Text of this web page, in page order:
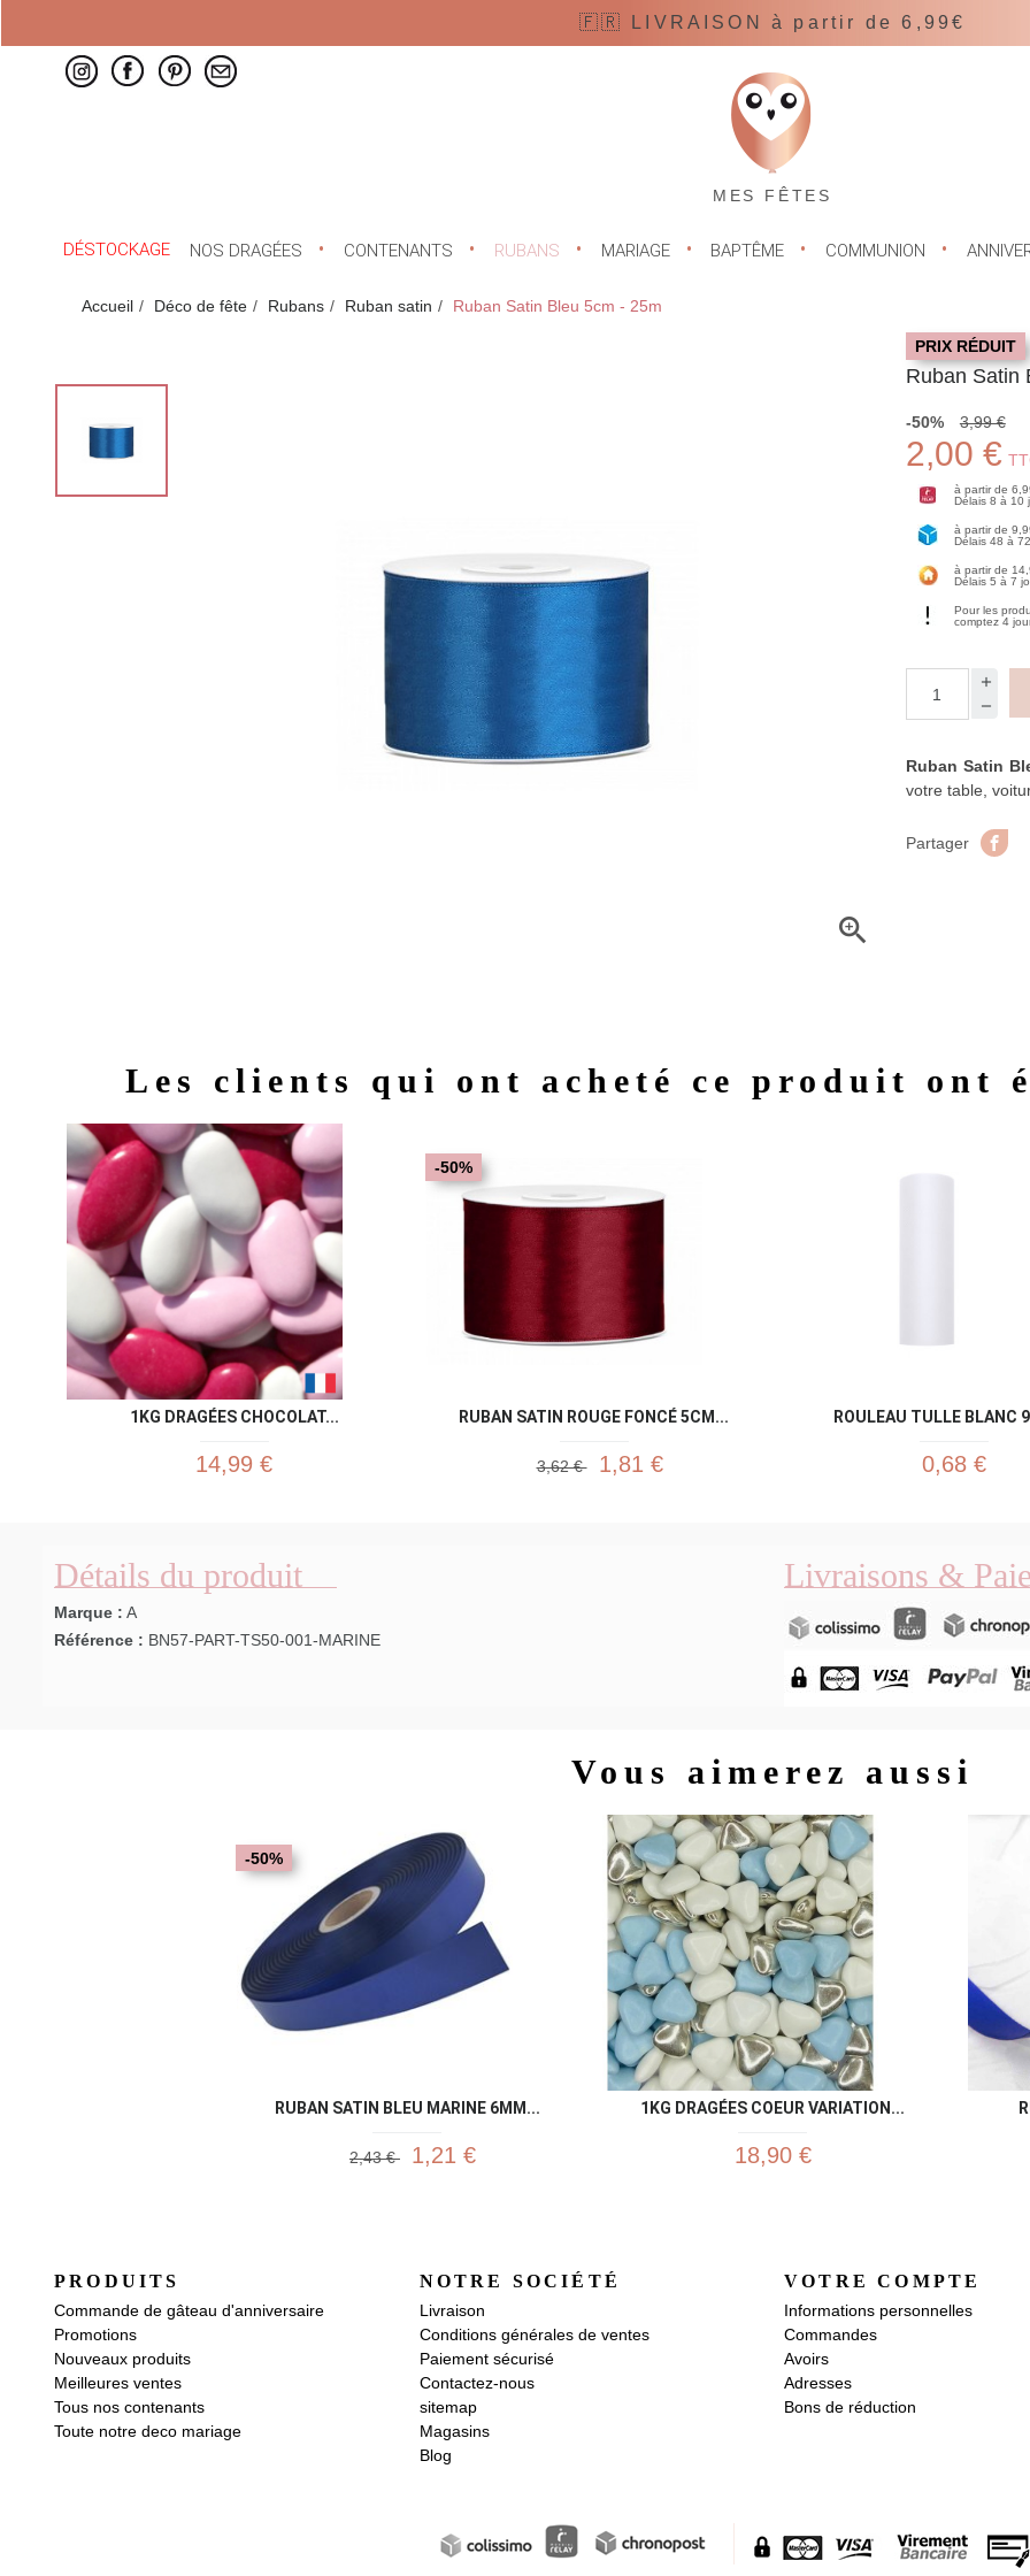
🇫🇷 LIVRAISON à partir de 6,99€
MES FÊTES
DÉSTOCKAGE NOS DRAGÉES CONTENANTS RUBANS MARIAGE BAPTÊME COMMUNION
Accueil Déco de fête Rubans Ruban satin Ruban Satin Bleu 5cm - 25m

PRIX RÉDUIT
Ruban Satin
-50% 3,99 €
2,00 €
à partir de
Délais 8 à 10
à partir de
Délais 48 à
à partir de
Délais 5 à 7
Pour les
comptez 4
Ruban Satin
votre table,
Partager
Les clients qui ont acheté ce produit ont
1KG DRAGÉES CHOCOLAT...
14,99 €
RUBAN SATIN ROUGE FONCÉ 5CM...
-50%
3,62 € 1,81 €
ROULEAU TULLE BLANC
0,68 €
Détails du produit
Marque : A
Référence : BN57-PART-TS50-001-MARINE
Livraisons &
Vous aimerez aussi
RUBAN SATIN BLEU MARINE 6MM...
-50%
2,43 € 1,21 €
Aperçu rapide
1KG DRAGÉES COEUR VARIATION...
18,90 €
PRODUITS
Commande de gâteau d'anniversaire
Promotions
Nouveaux produits
Meilleures ventes
Tous nos contenants
Toute notre deco mariage
NOTRE SOCIÉTÉ
Livraison
Conditions générales de ventes
Paiement sécurisé
Contactez-nous
sitemap
Magasins
Blog
VOTRE COMPTE
Informations personnelles
Commandes
Avoirs
Adresses
Bons de réduction